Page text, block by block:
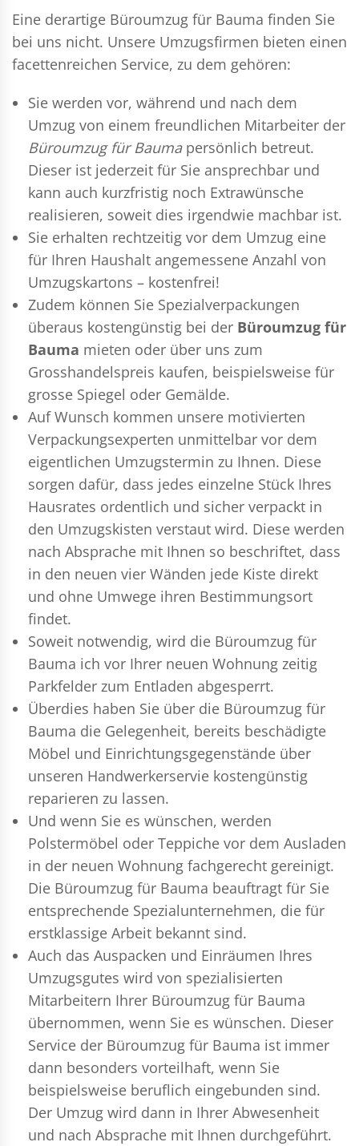
Eine derartige Büroumzug für Bauma finden Sie
bei uns nicht. Unsere Umzugsfirmen bieten einen
facettenreichen Service, zu dem gehören:
Sie werden vor, während und nach dem
Umzug von einem freundlichen Mitarbeiter der
Büroumzug für Baumapersönlich betreut.
Dieser ist jederzeit für Sie ansprechbar und
kann auch kurzfristig noch Extrawünsche
realisieren, soweit dies irgendwie machbar ist.
Sie erhalten rechtzeitig vor dem Umzug eine
für Ihren Haushalt angemessene Anzahl von
Umzugskartons – kostenfrei!
Zudem können Sie Spezialverpackungen
überaus kostengünstig bei der Büroumzug für
Bauma mieten oder über uns zum
Grosshandelspreis kaufen, beispielsweise für
grosse Spiegel oder Gemälde.
Auf Wunsch kommen unsere motivierten
Verpackungsexperten unmittelbar vor dem
eigentlichen Umzugstermin zu Ihnen. Diese
sorgen dafür, dass jedes einzelne Stück Ihres
Hausrates ordentlich und sicher verpackt in
den Umzugskisten verstaut wird. Diese werden
nach Absprache mit Ihnen so beschriftet, dass
in den neuen vier Wänden jede Kiste direkt
und ohne Umwege ihren Bestimmungsort
findet.
Soweit notwendig, wird die Büroumzug für
Bauma ich vor Ihrer neuen Wohnung zeitig
Parkfelder zum Entladen abgesperrt.
Überdies haben Sie über die Büroumzug für
Bauma die Gelegenheit, bereits beschädigte
Möbel und Einrichtungsgegenstände über
unseren Handwerkerservie kostengünstig
reparieren zu lassen.
Und wenn Sie es wünschen, werden
Polstermöbel oder Teppiche vor dem Ausladen
in der neuen Wohnung fachgerecht gereinigt.
Die Büroumzug für Bauma beauftragt für Sie
entsprechende Spezialunternehmen, die für
erstklassige Arbeit bekannt sind.
Auch das Auspacken und Einräumen Ihres
Umzugsgutes wird von spezialisierten
Mitarbeitern Ihrer Büroumzug für Bauma
übernommen, wenn Sie es wünschen. Dieser
Service der Büroumzug für Bauma ist immer
dann besonders vorteilhaft, wenn Sie
beispielsweise beruflich eingebunden sind.
Der Umzug wird dann in Ihrer Abwesenheit
und nach Absprache mit Ihnen durchgeführt.